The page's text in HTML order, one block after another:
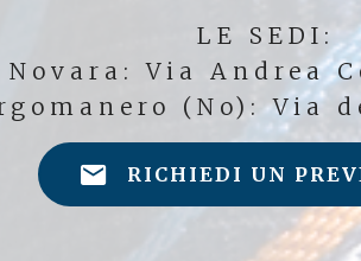
LE SEDI:
Novara: Via Andrea
(No): Via
RICHIEDI UN